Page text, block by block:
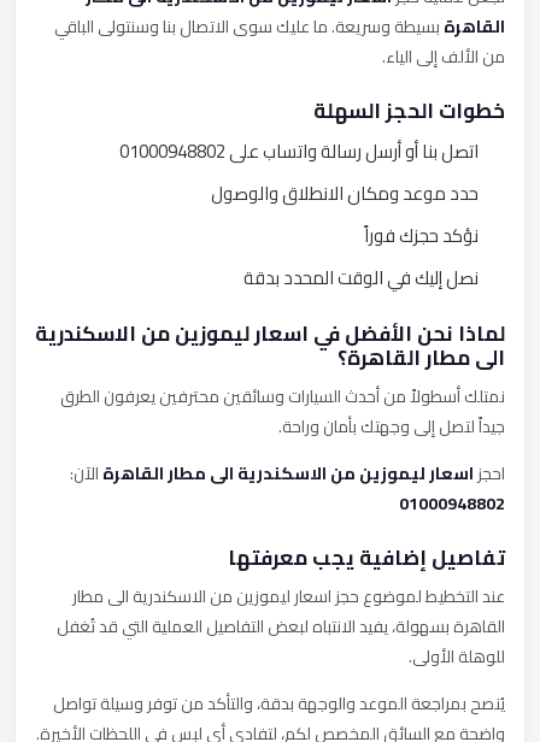
القاهرةبسيطة وسريعة. ما عليك سوى الاتصال بنا وسنتولى الباقي
من الألف إلى الياء.
خطوات الحجز السهلة
اتصل بنا أو أرسل رسالة واتساب على 01000948802
حدد موعد ومكان الانطلاق والوصول
نؤكد حجزك فوراً
نصل إليك في الوقت المحدد بدقة
لماذا نحن الأفضل في اسعار ليموزين من الاسكندرية
الى مطار القاهرة؟
نمتلك أسطولاً من أحدث السيارات وسائقين محترفين يعرفون الطرق
جيداً لتصل إلى وجهتك بأمان وراحة.
احجزاسعار ليموزين من الاسكندرية الى مطار القاهرةالآن:
01000948802
تفاصيل إضافية يجب معرفتها
عند التخطيط لموضوع حجز اسعار ليموزين من الاسكندرية الى مطار
القاهرة بسهولة، يفيد الانتباه لبعض التفاصيل العملية التي قد تُغفل
للوهلة الأولى.
يُنصح بمراجعة الموعد والوجهة بدقة، والتأكد من توفر وسيلة تواصل
واضحة مع السائق المخصص لكم، لتفادي أي لبس في اللحظات الأخيرة.